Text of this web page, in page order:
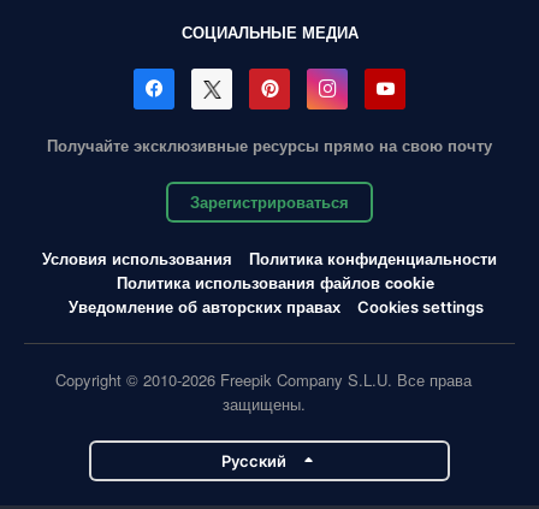
СОЦИАЛЬНЫЕ МЕДИА
Получайте эксклюзивные ресурсы прямо на свою почту
Зарегистрироваться
Условия использования
Политика конфиденциальности
Политика использования файлов cookie
Уведомление об авторских правах
Cookies settings
Copyright © 2010-2026 Freepik Company S.L.U. Все права
защищены.
Pусский